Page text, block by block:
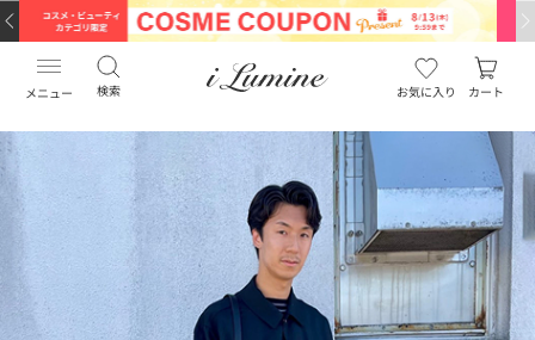
メニュー 検索 お気に入り カート